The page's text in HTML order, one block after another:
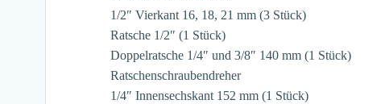
1/2″ Vierkant 16, 18, 21 mm (3 Stück)
Ratsche 1/2″ (1 Stück)
Doppelratsche 1/4″ und 3/8″ 140 mm (1 Stück)
Ratschenschraubendreher
1/4″ Innensechskant 152 mm (1 Stück)